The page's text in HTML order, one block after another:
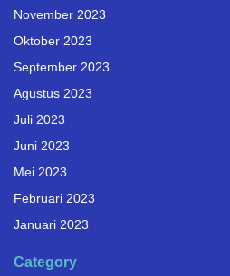
November 2023
Oktober 2023
September 2023
Agustus 2023
Juli 2023
Juni 2023
Mei 2023
Februari 2023
Januari 2023
Category